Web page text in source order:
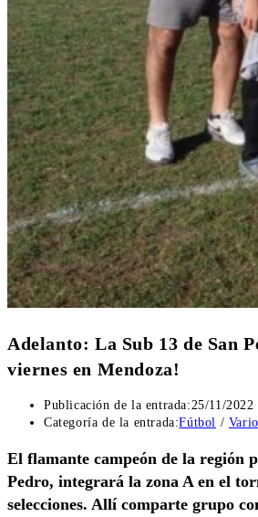
Adelanto: La Sub 13 de San
viernes en Mendoza!
Publicación de la entrada:25/11/2022
Categoría de la entrada:Fútbol /
El flamante campeón de la región
Pedro, integrará la zona A en el
selecciones. Allí comparte grupo